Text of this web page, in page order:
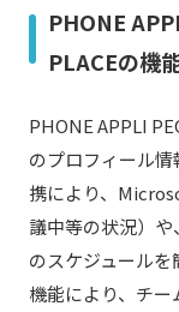
PHONE
PLACEの機
PHONE APPLI
のプロフィール
携により、
議中等の状況）
のスケジュール
機能により、チ